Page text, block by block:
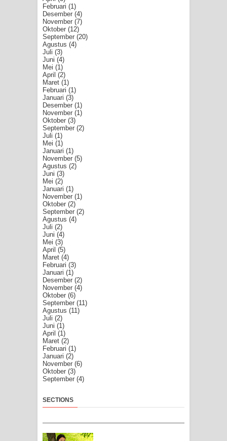
Februari (1)
Desember (4)
November (7)
Oktober (12)
September (20)
Agustus (4)
Juli (3)
Juni (4)
Mei (1)
April (2)
Maret (1)
Februari (1)
Januari (3)
Desember (1)
November (1)
Oktober (3)
September (2)
Juli (1)
Mei (1)
Januari (1)
November (5)
Agustus (2)
Juni (3)
Mei (2)
Januari (1)
November (1)
Oktober (2)
September (2)
Agustus (4)
Juli (2)
Juni (4)
Mei (3)
April (5)
Maret (4)
Februari (3)
Januari (1)
Desember (2)
November (4)
Oktober (6)
September (11)
Agustus (11)
Juli (2)
Juni (1)
April (1)
Maret (2)
Februari (1)
Januari (2)
November (6)
Oktober (3)
September (4)
SECTIONS